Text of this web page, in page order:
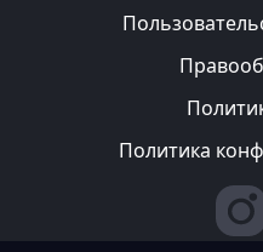
Политика